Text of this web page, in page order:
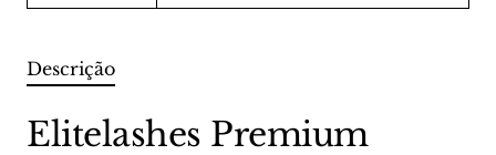
Descrição
Elitelashes Premium